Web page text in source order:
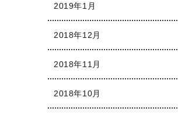
2019年1月
2018年12月
2018年11月
2018年10月